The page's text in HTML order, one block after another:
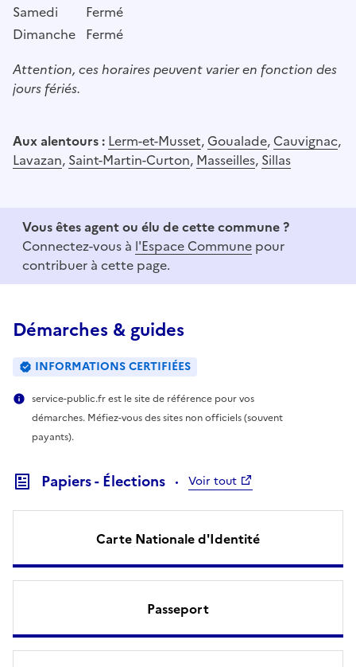
Samedi
Fermé
Dimanche Fermé
Attention, ces horaires peuvent varier en fonction des
jours fériés.
Aux alentours : Lerm-et-Musset,Goualade, Cauvignac,
Lavazan, Saint-Martin-Curton, Masseilles, Sillas
Vous êtes agent ou élu de cette commune ?
Connectez-vous à l'Espace Commune pour
contribuer à cette page.
Démarches & guides
INFORMATIONS CERTIFIÉES
service-public.fr est le site de référence pour vos
démarches. Méfiez-vous des sites non officiels (souvent
payants).
Papiers - Élections Voir tout
Carte Nationale d'Identité
Passeport